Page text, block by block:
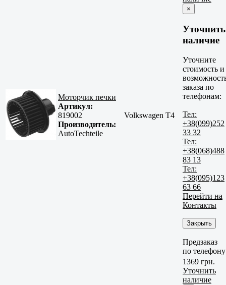
Моторчик печки
Артикул:
819002
Производитель:
AutoTechteile
Volkswagen T4
×
Уточнить
наличие
Уточните
стоимость и
заказа по
телефонам:
Тел:
+38(099)252
33 32
Тел:
+38(068)488
83 13
Тел:
+38(095)123
63 66
Перейти на
Контакты
Закрыть
Предзаказ
по телефону
1369 грн.
Уточнить
наличие